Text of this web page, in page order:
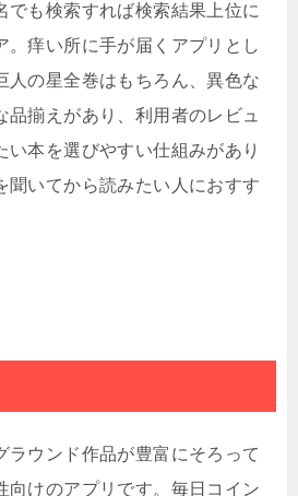
でも検索すれば検索結果上位に
。痒い所に手が届くアプリとし
人の星全巻はもちろん、異色な
品揃えがあり、利用者のレビュ
い本を選びやすい仕組みがあり
聞いてから読みたい人におすす
ラウンド作品が豊富にそろって
向けのアプリです。毎日コイン